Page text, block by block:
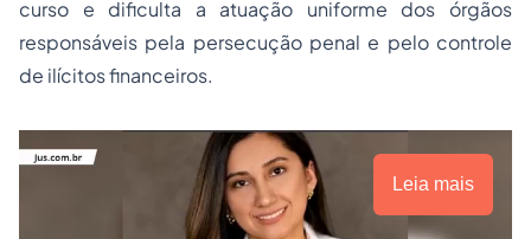
curso e dificulta a atuação uniforme dos órgãos
responsáveis pela persecução penal e pelo controle
de ilícitos financeiros.
Leia mais